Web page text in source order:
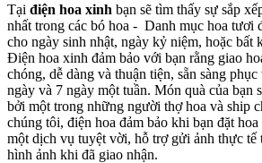
Tại điện hoa xinh bạn sẽ tìm thấy sự sắp
nhất trong các bó hoa - Danh mục hoa tươi
cho ngày sinh nhật, ngày kỷ niệm, hoặc bất
Điện hoa xinh đảm bảo với bạn rằng giao
chóng, dễ dàng và thuận tiện, sẵn sàng
ngày và 7 ngày một tuần. Món quà của bạn
bởi một trong những người thợ hoa và ship
chúng tôi, điện hoa đảm bảo khi bạn đặt
một dịch vụ tuyệt vời, hỗ trợ gửi ảnh thực tế
hình ảnh khi đã giao nhận.